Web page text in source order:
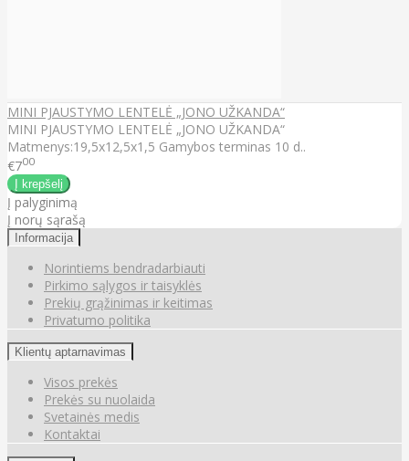
MINI PJAUSTYMO LENTELĖ „JONO UŽKANDA“
MINI PJAUSTYMO LENTELĖ „JONO UŽKANDA“
Matmenys:19,5x12,5x1,5 Gamybos terminas 10 d..
€700
Į palyginimą
Į norų sąrašą
Informacija
Norintiems bendradarbiauti
Pirkimo sąlygos ir taisyklės
Prekių grąžinimas ir keitimas
Privatumo politika
Klientų aptarnavimas
Visos prekės
Prekės su nuolaida
Svetainės medis
Kontaktai